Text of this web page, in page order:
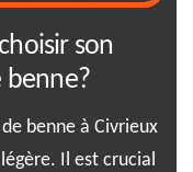
son
benne?
benne à Civrieux
Il est crucial